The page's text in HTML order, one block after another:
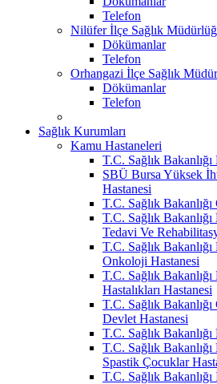
Telefon
Nilüfer İlçe Sağlık
Dökümanlar
Telefon
Orhangazi İlçe Sağlık
Dökümanlar
Telefon
Sağlık Kurumları
Kamu Hastaneleri
T.C. Sağlık
SBÜ Bursa Yüksek
Hastanesi
T.C. Sağlık
T.C. Sağlık
Tedavi Ve
T.C. Sağlık
Onkoloji Hastanesi
T.C. Sağlık
Hastalıkları Hastanesi
T.C. Sağlık
Devlet Hastanesi
T.C. Sağlık
T.C. Sağlık
Spastik Çocuklar
T.C. Sağlık